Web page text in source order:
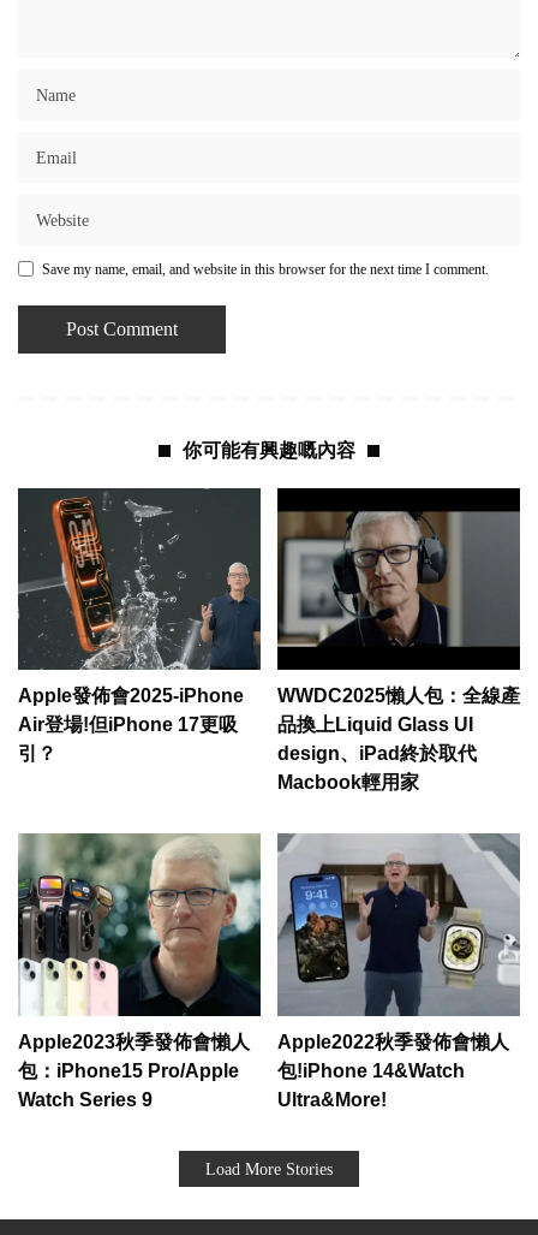
Save my name, email, and website in this browser for the next time I comment.
你可能有興趣嘅內容
Apple發佈會2025-iPhone
Air登場!但iPhone 17更吸
引？
WWDC2025懶人包：全線產
品換上Liquid Glass UI
design、iPad終於取代
Macbook輕用家
Apple2023秋季發佈會懶人
包：iPhone15 Pro/Apple
Watch Series 9
Apple2022秋季發佈會懶人
包!iPhone 14&Watch
Ultra&More!
Load More Stories